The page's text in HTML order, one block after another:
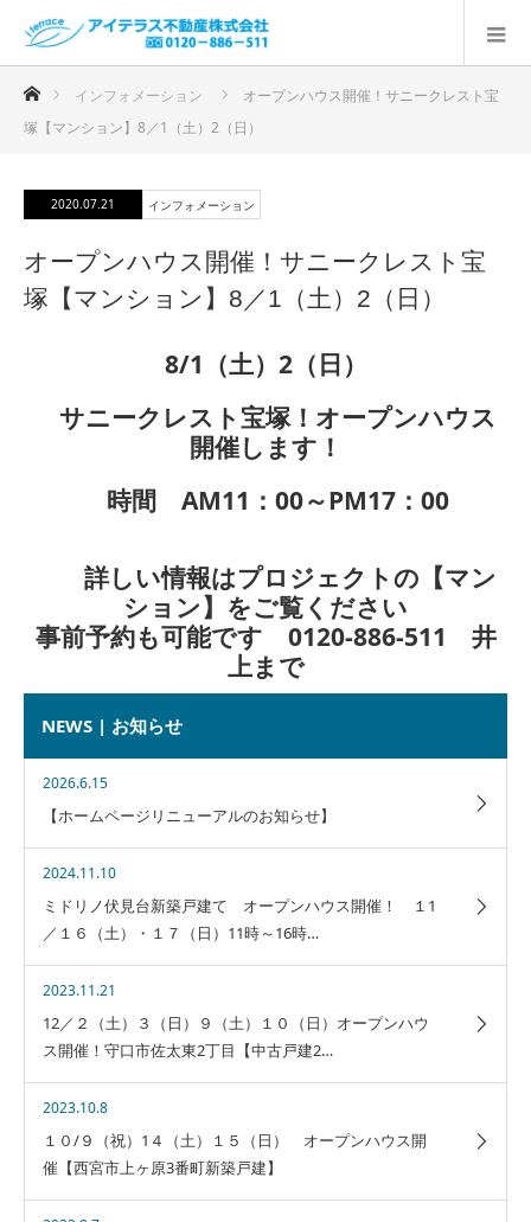
ホーム インフォメーション
オープンハウス開催！サニークレスト宝
塚【マンション】8／1（土）2（日）
2020.07.21 インフォメーション
オープンハウス開催！サニークレスト宝
塚【マンション】8／1（土）2（日）
8/1（土）2（日）
サニークレスト宝塚！オープンハウス
開催します！
時間 AM11：00～PM17：00
詳しい情報はプロジェクトの【マン
ション】をご覧ください
事前予約も可能です 0120-886-511 井
上まで
NEWS | お知らせ
2026.6.15
【ホームページリニューアルのお知らせ】
2024.11.10
ミドリノ伏見台新築戸建て オープンハウス開催！ １1
／１６（土）・１７（日）11時～16時…
2023.11.21
12／２（土）３（日）９（土）１０（日）オープンハウ
ス開催！守口市佐太東2丁目【中古戸建2…
2023.10.8
１０/９（祝）1４（土）１５（日） オープンハウス開
催【西宮市上ヶ原3番町新築戸建】